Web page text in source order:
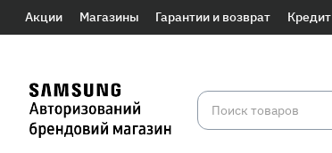
Акции Магазины Гарантии и возврат Кредит